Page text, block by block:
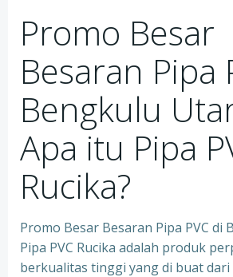
Promo Besar
Besaran Pipa
Bengkulu
Apa itu Pipa
Rucika?
Promo Besar Besaran Pipa PVC di
Pipa PVC Rucika adalah produk
berkualitas tinggi yang di buat dari